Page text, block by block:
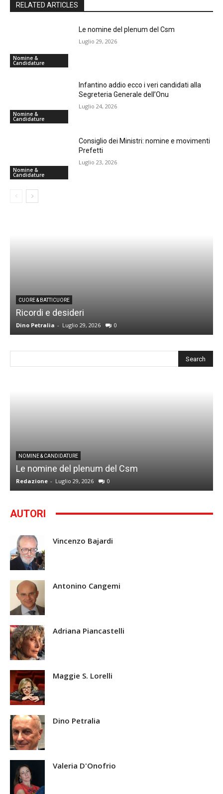
RELATED ARTICLES
Nomine &
Candidature
Le nomine del plenum del Csm
Luglio 29, 2026
Nomine &
Candidature
Infantino addio ecco i veri candidati alla
Segreteria Generale dell’Onu
Luglio 24, 2026
Nomine &
Candidature
Consiglio dei Ministri: nomine e movimenti
Prefetti
Luglio 23, 2026
CUORE & BATTICUORE
Ricordi e desideri
Dino Petralia - Luglio 29, 2026 0
NOMINE & CANDIDATURE
Le nomine del plenum del Csm
Redazione - Luglio 29, 2026 0
AUTORI
Vincenzo Bajardi
Antonino Cangemi
Adriana Piancastelli
Maggie S. Lorelli
Dino Petralia
Valeria D'Onofrio